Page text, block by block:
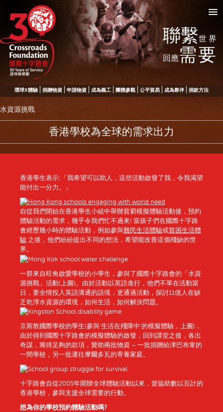
聯繫世界
回應需要
環球X體驗 捐贈物資 申請物資 成為義工 團體參觀 公平貿易 成為夥伴 捐款方法
水資源挑戰
香港學校為全球的需求出力
香港學生表示:「我希望可以助人，這些活動啟發了我，令我渴望
能付出一分力。」
自從我們開始在香港學生小組中舉辦貧窮模擬體驗活動後，預約
體驗活動的需求，幾乎令我們忙不過來! 當孩子們在國際十字路
會經歷幾小時的體驗活動，例如參與難民生活體驗或貧困生活體
驗 之後，他們紛紛提出不同的想法，希望能改善這個殘缺的世
界。
一群來自旺角啟愛學校的小學生，參與了國際十字路會的「水資
源挑戰」活動(上圖)。由於活動以英語進行，他們不單在活動當
日，要全情投入英語溝通的語境，更通過活動，探討11億人在缺
乏乾淨水資源的環境，如何生活，如何解決問題。
京斯敦國際學校的學生(參與‘生活在殘障中‘的模擬體驗，上圖)，
由於得到國際十字路會的模擬體驗的啟發，回到課堂之後，各出
奇謀，籌得足夠的款項，贊助兩批物資 – 一批捐贈給津巴布韋的
一間學校，另一批運往摩爾多瓦的寄養家庭。
十字路會自從2005年開辦全球體驗活動以來，曾協助數以百計的
香港學校，參與支援全球需要的行動。
想為你的學校預約體驗活動嗎?